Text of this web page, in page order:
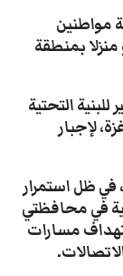
مواطنين
منزلا بمنطقة
التحتية
لإجبار
في ظل استمرار
في محافظتي
مسارات